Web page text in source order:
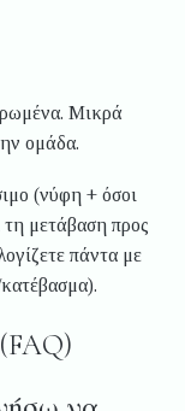
Μικρά
ομάδα.
(νύφη + όσοι
τη μετάβαση προς
πάντα με